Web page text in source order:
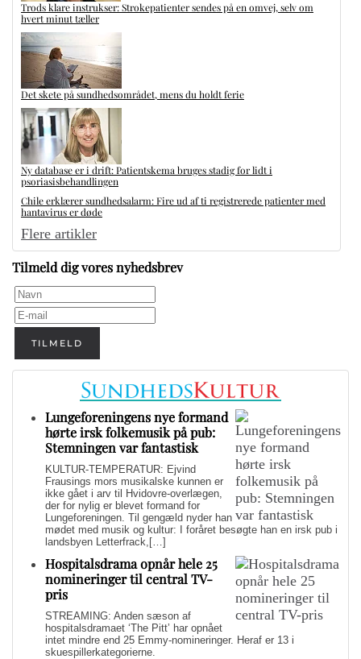
Trods klare instrukser: Strokepatienter sendes på en omvej, selv om
hvert minut tæller
Det skete på sundhedsområdet, mens du holdt ferie
Ny database er i drift: Patientskema bruges stadig for lidt i
psoriasisbehandlingen
Chile erklærer sundhedsalarm: Fire ud af ti registrerede patienter med
hantavirus er døde
Flere artikler
Tilmeld dig vores nyhedsbrev
TILMELD
Lungeforeningens nye formand
hørte irsk folkemusik på pub:
Stemningen var fantastisk
KULTUR-TEMPERATUR: Ejvind
Frausings mors musikalske kunnen er
ikke gået i arv til Hvidovre-overlægen,
der for nylig er blevet formand for
Lungeforeningen. Til gengæld nyder han
mødet med musik og kultur: I foråret besøgte han en irsk pub i
landsbyen Letterfrack,[…]
Hospitalsdrama opnår hele 25
nomineringer til central TV-
pris
STREAMING: Anden sæson af
hospitalsdramaet ‘The Pitt’ har opnået
intet mindre end 25 Emmy-nomineringer. Heraf er 13 i
skuespillerkategorierne.